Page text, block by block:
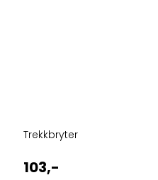
Trekkbryter
103,-